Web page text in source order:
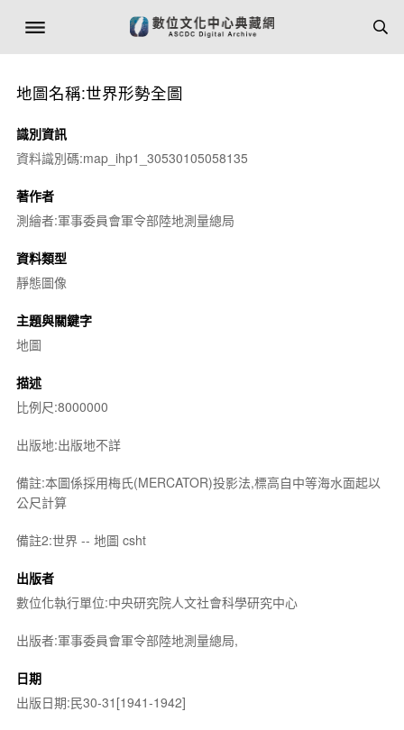
地圖名稱:世界形勢全圖
識別資訊
資料識別碼:map_ihp1_30530105058135
著作者
測繪者:軍事委員會軍令部陸地測量總局
資料類型
靜態圖像
主題與關鍵字
地圖
描述
比例尺:8000000
出版地:出版地不詳
備註:本圖係採用梅氏(MERCATOR)投影法,標高自中等海水面起以
公尺計算
備註2:世界 -- 地圖 csht
出版者
數位化執行單位:中央研究院人文社會科學研究中心
出版者:軍事委員會軍令部陸地測量總局,
日期
出版日期:民30-31[1941-1942]